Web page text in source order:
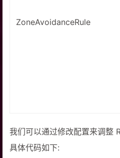
ZoneAvoidanceRule
我们可以通过修改配置来调整
具体代码如下: